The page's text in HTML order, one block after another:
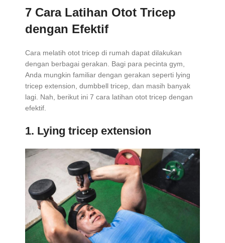
7 Cara Latihan Otot Tricep
dengan Efektif
Cara melatih otot tricep di rumah dapat dilakukan
dengan berbagai gerakan. Bagi para pecinta gym,
Anda mungkin familiar dengan gerakan seperti lying
tricep extension, dumbbell tricep, dan masih banyak
lagi. Nah, berikut ini 7 cara latihan otot tricep dengan
efektif.
1. Lying tricep extension